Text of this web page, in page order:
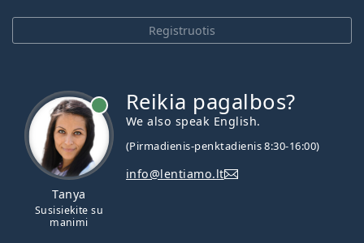
Registruotis
Tanya
Susisiekite su
manimi
Reikia pagalbos?
We also speak English.
(Pirmadienis-penktadienis 8:30-16:00)
info@lentiamo.lt